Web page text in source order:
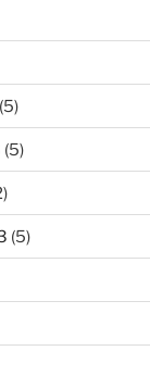
(5)
(5)
(5)